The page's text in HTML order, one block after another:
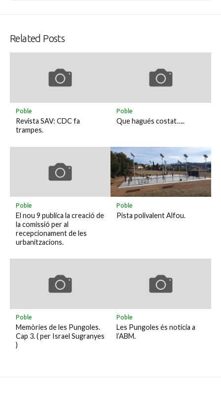
Related Posts
Poble
Revista SAV: CDC fa
trampes.
Poble
Que hagués costat…..
Poble
El nou 9 publica la creació de
la comissió per al
recepcionament de les
urbanitzacions.
Poble
Pista polivalent Alfou.
Poble
Memòries de les Pungoles.
Cap 3. ( per Israel Sugranyes
)
Poble
Les Pungoles és notícia a
l’ABM.